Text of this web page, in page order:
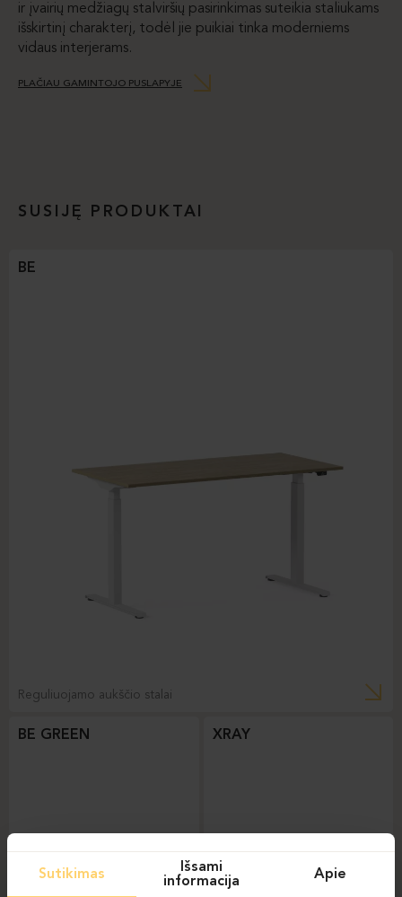
ir įvairių medžiagų stalviršių pasirinkimas suteikia staliukams
išskirtinį charakterį, todėl jie puikiai tinka moderniems
vidaus interjerams.
PLAČIAU GAMINTOJO PUSLAPYJE
SUSIJĘ PRODUKTAI
BE
Reguliuojamo aukščio stalai
BE GREEN XRAY
Sutikimas
Išsami
informacija
Apie